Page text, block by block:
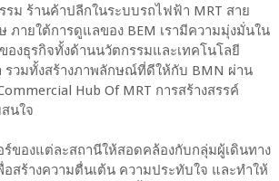
ม ร้านค้าปลีกในระบบรถไฟฟ้า MRT สาย
ภายใต้การดูแลของ BEM เรามีความมุ่งมั่นใน
งธุรกิจทั้งด้านนวัตกรรมและเทคโนโลยี
วมทั้งสร้างภาพลักษณ์ที่ดีให้กับ BMN ผ่าน
Hub Of MRT การสร้างสรรค์
นใจ
ร์ของแต่ละสถานีให้สอดคล้องกับกลุ่มผู้เดินทาง
อสร้างความตื่นเต้น ความประทับใจ และทำให้